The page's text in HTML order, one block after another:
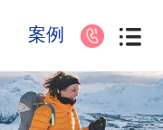
案例